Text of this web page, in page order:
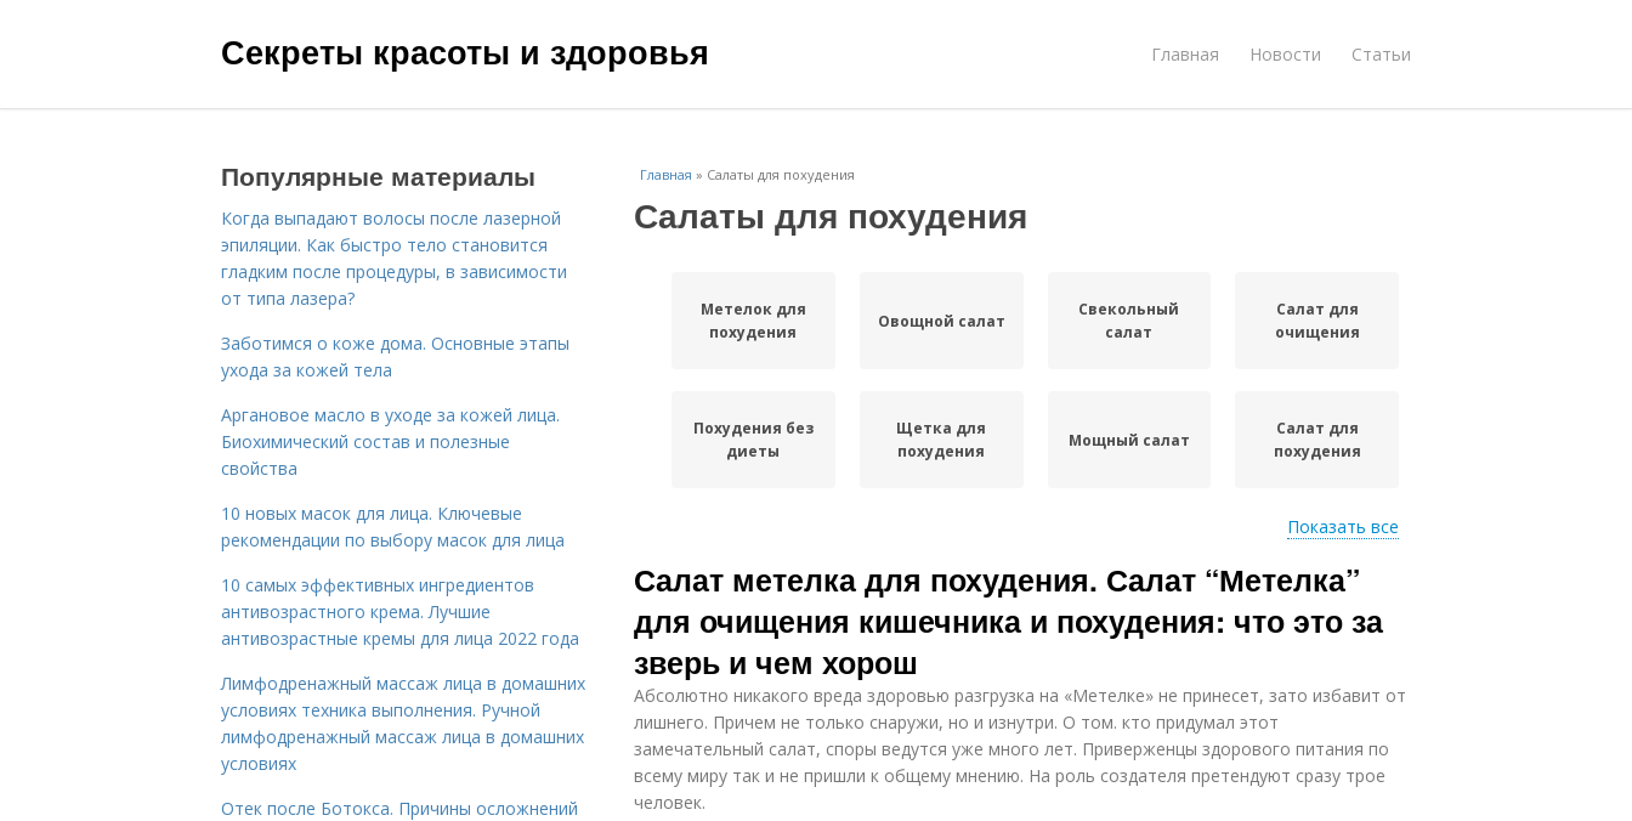
Секреты красоты и здоровья Главная Новости Статьи
Главная » Салаты для похудения
Салаты для похудения
Метелок для
похудения
Овощной салат
Свекольный
салат
Салат для
очищения
Похудения без
диеты
Щетка для
похудения
Мощный салат
Салат для
похудения
овощей
Морковный
салат
Салат с
гранатом
и
кукурузы
Теплый салат
Салат с
Салат для
Диетические
Показать все
Салат метелка для похудения. Салат “Метелка”
для очищения кишечника и похудения: что это за
зверь и чем хорош
Абсолютно никакого вреда здоровью разгрузка на «Метелке» не принесет, зато избавит от
лишнего. Причем не только снаружи, но и изнутри. О том. кто придумал этот
замечательный салат, споры ведутся уже много лет. Приверженцы здорового питания по
всему миру так и не пришли к общему мнению. На роль создателя претендуют сразу трое
человек.
Популярные материалы
Когда выпадают волосы после лазерной
эпиляции. Как быстро тело становится
гладким после процедуры, в зависимости
от типа лазера?
Заботимся о коже дома. Основные этапы
ухода за кожей тела
Аргановое масло в уходе за кожей лица.
Биохимический состав и полезные
свойства
10 новых масок для лица. Ключевые
рекомендации по выбору масок для лица
10 самых эффективных ингредиентов
антивозрастного крема. Лучшие
антивозрастные кремы для лица 2022 года
Лимфодренажный массаж лица в домашних
условиях техника выполнения. Ручной
лимфодренажный массаж лица в домашних
условиях
Отек после Ботокса. Причины осложнений